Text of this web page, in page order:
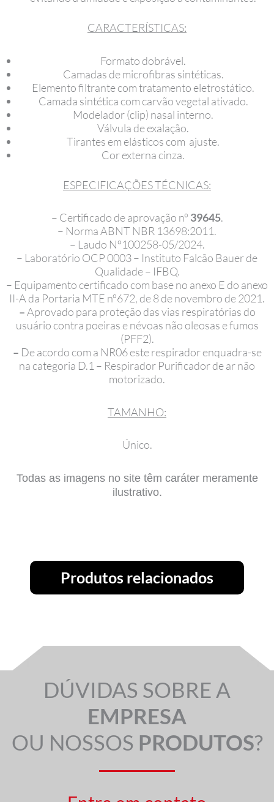
CARACTERÍSTICAS:
Formato dobrável.
Camadas de microfibras sintéticas.
Elemento filtrante com tratamento eletrostático.
Camada sintética com carvão vegetal ativado.
Modelador (clip) nasal interno.
Válvula de exalação.
Tirantes em elásticos com ajuste.
Cor externa cinza.
ESPECIFICAÇÕES TÉCNICAS:
– Certificado de aprovação nº 39645.
– Norma ABNT NBR 13698:2011.
– Laudo Nº100258-05/2024.
– Laboratório OCP 0003 – Instituto Falcão Bauer de
Qualidade – IFBQ.
– Equipamento certificado com base no anexo E do anexo
II-A da Portaria MTE nº672, de 8 de novembro de 2021.
–Aprovado para proteção das vias respiratórias do
usuário contra poeiras e névoas não oleosas e fumos
(PFF2).
– De acordo com a NR06 este respirador enquadra-se
na categoria D.1 – Respirador Purificador de ar não
motorizado.
TAMANHO:
Único.
Todas as imagens no site têm caráter meramente
ilustrativo.
Produtos relacionados
DÚVIDAS SOBRE A
EMPRESA
OU NOSSOS PRODUTOS?